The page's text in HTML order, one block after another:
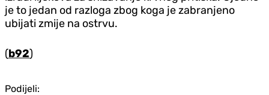
je to jedan od razloga zbog koga je zabranjeno
ubijati zmije na ostrvu.
(b92)
Podijeli: